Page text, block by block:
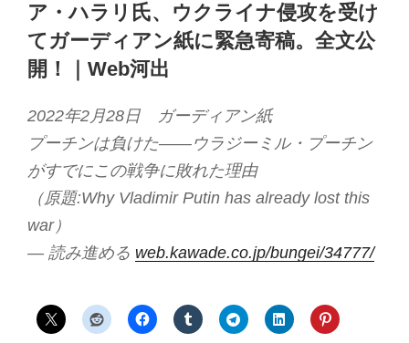
ア・ハラリ氏、ウクライナ侵攻を受け
てガーディアン紙に緊急寄稿。全文公
開！｜Web河出
2022年2月28日 ガーディアン紙
プーチンは負けた――ウラジーミル・プーチン
がすでにこの戦争に敗れた理由
（原題:Why Vladimir Putin has already lost this
war）
— 読み進める web.kawade.co.jp/bungei/34777/